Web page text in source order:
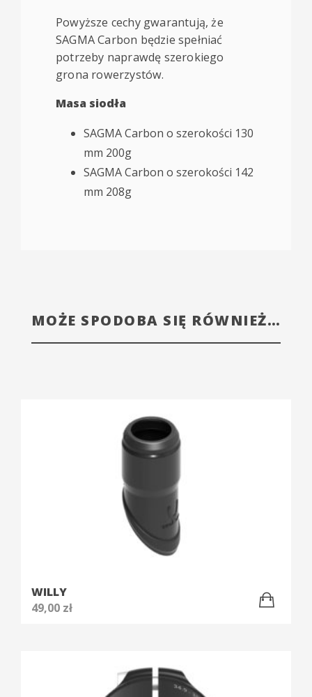
Powyższe cechy gwarantują, że
SAGMA Carbon będzie spełniać
potrzeby naprawdę szerokiego
grona rowerzystów.
Masa siodła
SAGMA Carbon o szerokości 130
mm 200g
SAGMA Carbon o szerokości 142
mm 208g
MOŻE SPODOBA SIĘ RÓWNIEŻ…
WILLY
49,00 zł